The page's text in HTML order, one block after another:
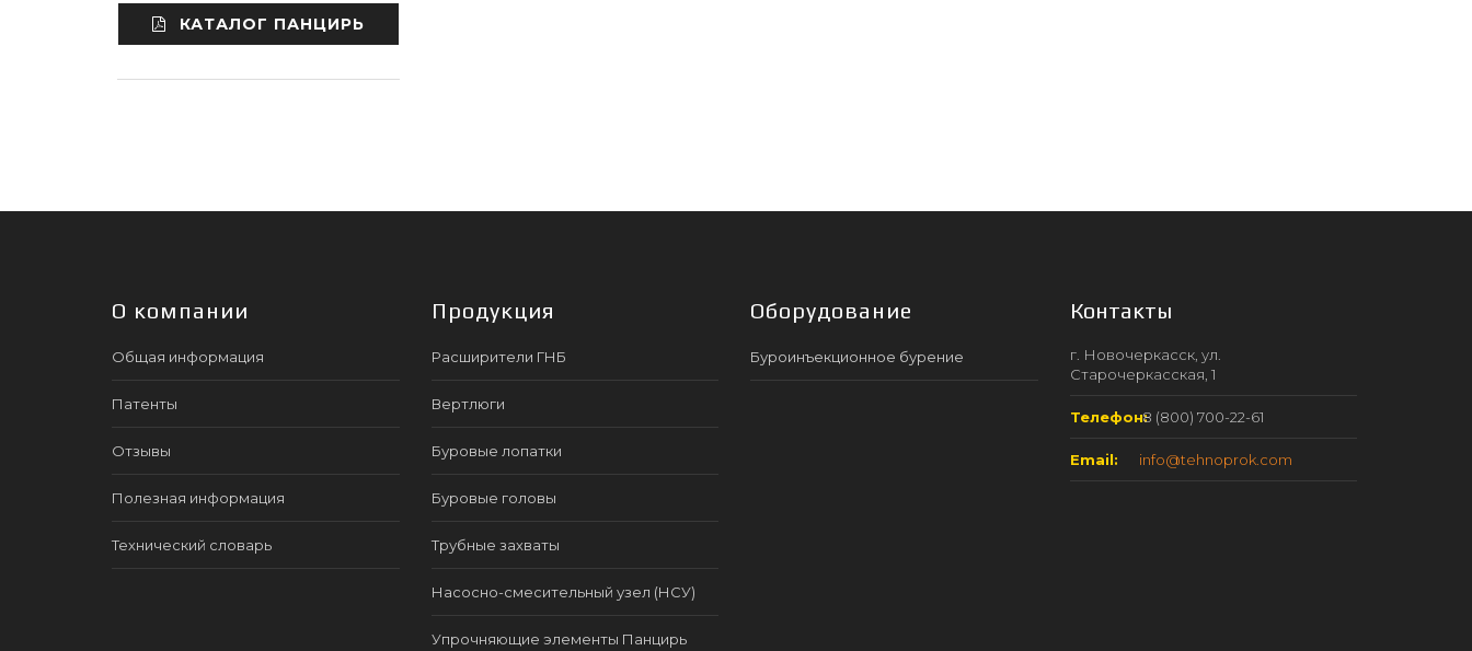
КАТАЛОГ ПАНЦИРЬ
О компании
Общая информация
Патенты
Отзывы
Полезная информация
Технический словарь
Продукция
Расширители ГНБ
Вертлюги
Буровые лопатки
Буровые головы
Трубные захваты
Насосно-смесительный узел (НСУ)
Упрочняющие элементы Панцирь
Оборудование
Буроинъекционное бурение
Контакты
г. Новочеркасск, ул.
Старочеркасская, 1
Телефон:8 (800) 700-22-61
Email: info@tehnoprok.com